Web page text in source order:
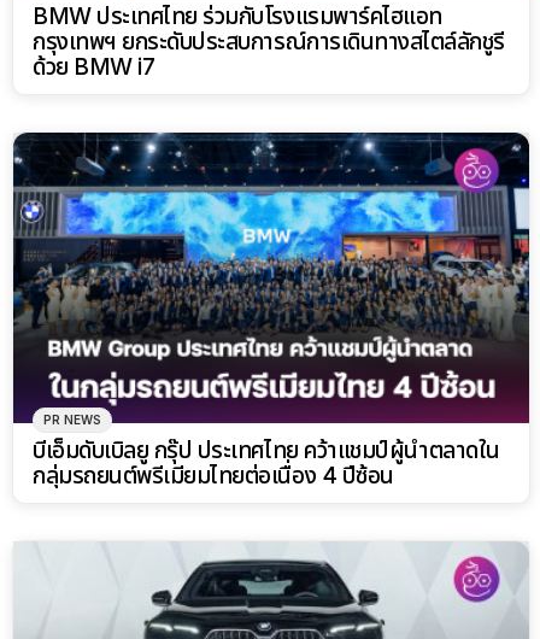
BMW ประเทศไทย ร่วมกับโรงแรมพาร์คไฮแอท
กรุงเทพฯ ยกระดับประสบการณ์การเดินทางสไตล์ลักชูรี
ด้วย BMW i7
PR NEWS
บีเอ็มดับเบิลยู กรุ๊ป ประเทศไทย คว้าแชมป์ผู้นำตลาดใน
กลุ่มรถยนต์พรีเมียมไทยต่อเนื่อง 4 ปีซ้อน